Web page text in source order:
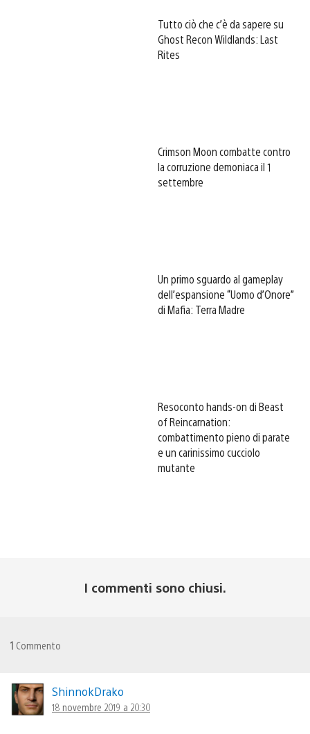
Tutto ciò che c’è da sapere su
Ghost Recon Wildlands: Last
Rites
Crimson Moon combatte contro
la corruzione demoniaca il 1
settembre
Un primo sguardo al gameplay
dell’espansione “Uomo d’Onore”
di Mafia: Terra Madre
Resoconto hands-on di Beast
of Reincarnation:
combattimento pieno di parate
e un carinissimo cucciolo
mutante
I commenti sono chiusi.
1 Commento
ShinnokDrako
18 novembre 2019 a 20:30